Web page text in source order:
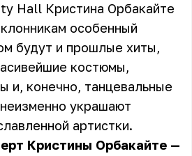
Hall Кристина Орбакайте
особенный
будут и прошлые хиты,
костюмы,
и, конечно, танцевальные
украшают
артистки.
Кристины Орбакайте —